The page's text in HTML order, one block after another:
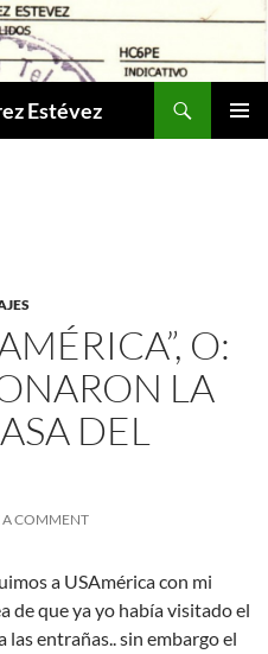
Estévez
O:
LA
DEL
A COMMENT
a USAmérica con mi
de que ya yo había visitado el
entrañas.. sin embargo el